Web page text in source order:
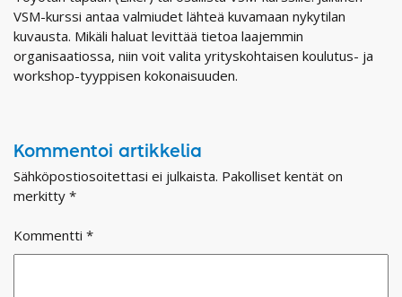
VSM-kurssi antaa valmiudet lähteä kuvamaan nykytilan
kuvausta. Mikäli haluat levittää tietoa laajemmin
organisaatiossa, niin voit valita yrityskohtaisen koulutus- ja
workshop-tyyppisen kokonaisuuden.
Kommentoi artikkelia
Sähköpostiosoitettasi ei julkaista. Pakolliset kentät on
merkitty *
Kommentti *